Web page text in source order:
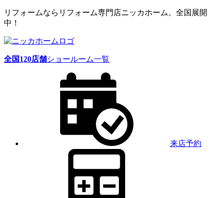
リフォームならリフォーム専門店ニッカホーム。全国展開
中！
全国120店舗ショールーム一覧
来店予約